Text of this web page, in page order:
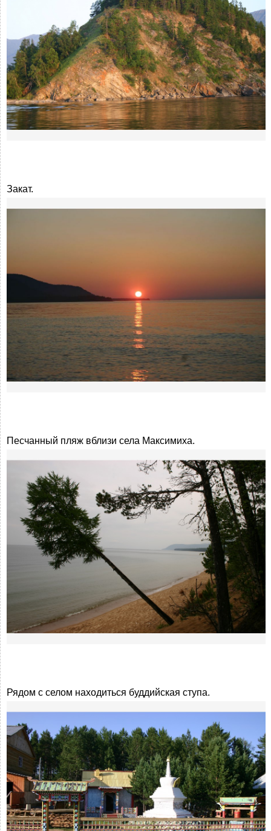
Закат.
Песчанный пляж вблизи села Максимиха.
Рядом с селом находиться буддийская ступа.